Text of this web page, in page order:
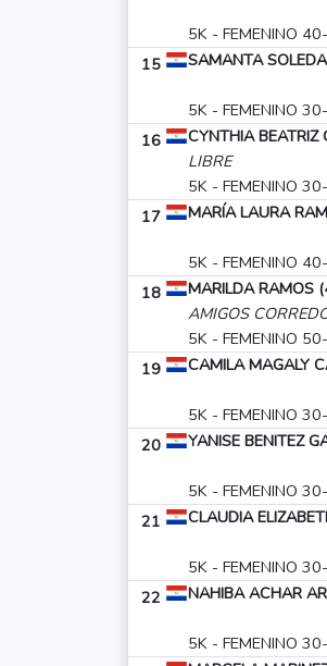
5K - FEMENINO
15
SAMANTA
5K - FEMENINO
16
CYNTHIA BEATRIZ
LIBRE
5K - FEMENINO
17
MARÍA LAURA
5K - FEMENINO
18
MARILDA RAMOS
AMIGOS
5K - FEMENINO
19
CAMILA MAGALY
5K - FEMENINO
20
YANISE BENITEZ
5K - FEMENINO
21
CLAUDIA
5K - FEMENINO
22
NAHIBA ACHAR
5K - FEMENINO